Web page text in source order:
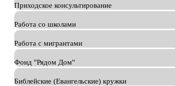
Приходское консультирование
Работа со школами
Работа с мигрантами
Фонд "Рядом Дом"
Библейские (Евангельские) кружки